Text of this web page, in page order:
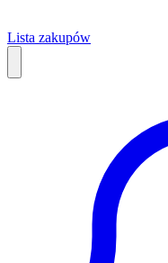
Lista zakupów